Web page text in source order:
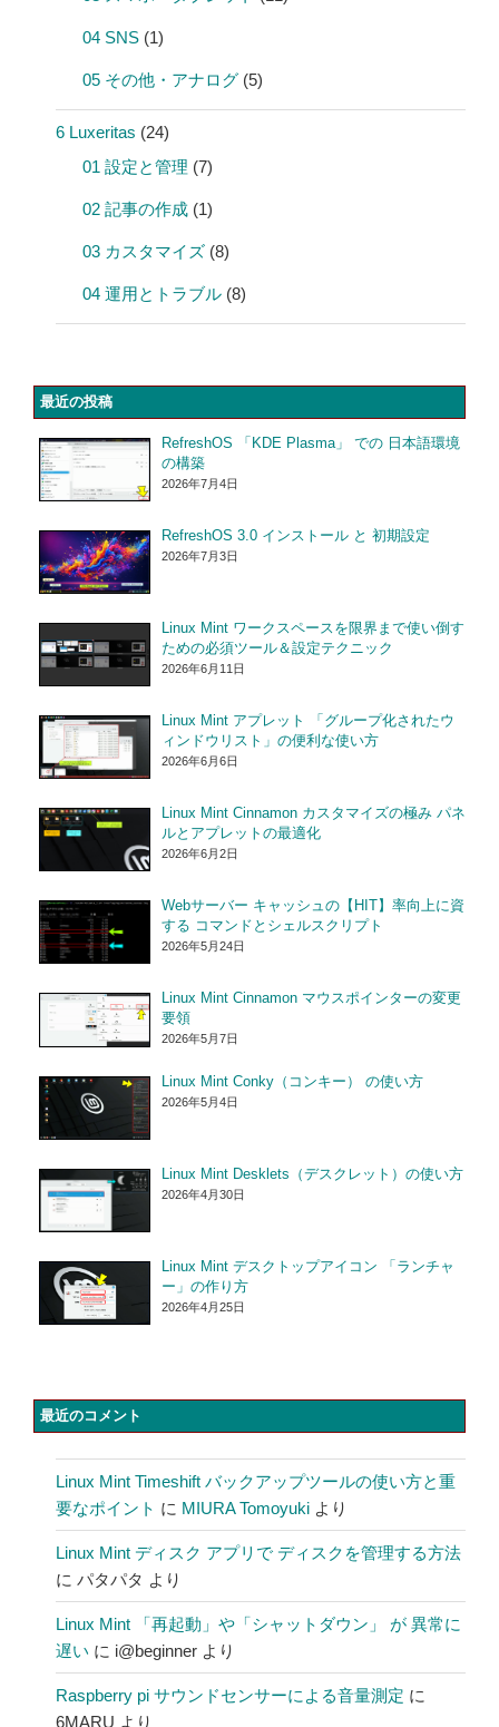
04 SNS (1)
05 その他・アナログ (5)
6 Luxeritas (24)
01 設定と管理 (7)
02 記事の作成 (1)
03 カスタマイズ (8)
04 運用とトラブル (8)
最近の投稿
RefreshOS 「KDE Plasma」 での 日本語環境
の構築
2026年7月4日
RefreshOS 3.0 インストール と 初期設定
2026年7月3日
Linux Mint ワークスペースを限界まで使い倒す
ための必須ツール＆設定テクニック
2026年6月11日
Linux Mint アプレット 「グループ化されたウ
ィンドウリスト」の便利な使い方
2026年6月6日
Linux Mint Cinnamon カスタマイズの極み パネ
ルとアプレットの最適化
2026年6月2日
Webサーバー キャッシュの【HIT】率向上に資
する コマンドとシェルスクリプト
2026年5月24日
Linux Mint Cinnamon マウスポインターの変更
要領
2026年5月7日
Linux Mint Conky（コンキー） の使い方
2026年5月4日
Linux Mint Desklets（デスクレット）の使い方
2026年4月30日
Linux Mint デスクトップアイコン 「ランチャ
ー」の作り方
2026年4月25日
最近のコメント
Linux Mint Timeshift バックアップツールの使い方と重
要なポイント に MIURA Tomoyuki より
Linux Mint ディスク アプリで ディスクを管理する方法
に パタパタ より
Linux Mint 「再起動」や「シャットダウン」 が 異常に
遅い に i@beginner より
Raspberry pi サウンドセンサーによる音量測定 に
6MARU より